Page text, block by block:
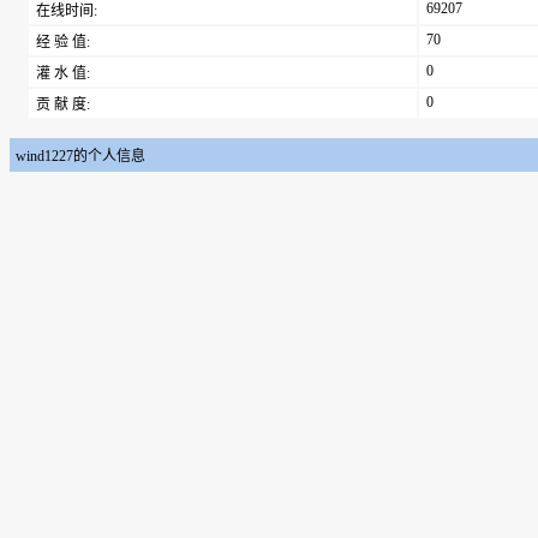
在线时间:
69207
经 验 值:
70
灌 水 值:
0
贡 献 度:
0
wind1227的个人信息